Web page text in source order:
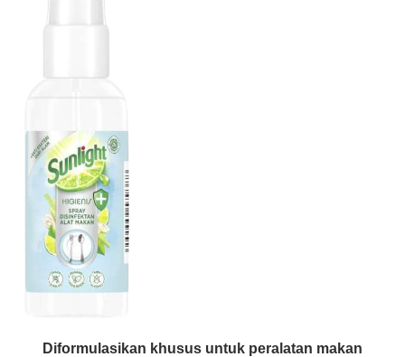
Diformulasikan khusus untuk peralatan makan